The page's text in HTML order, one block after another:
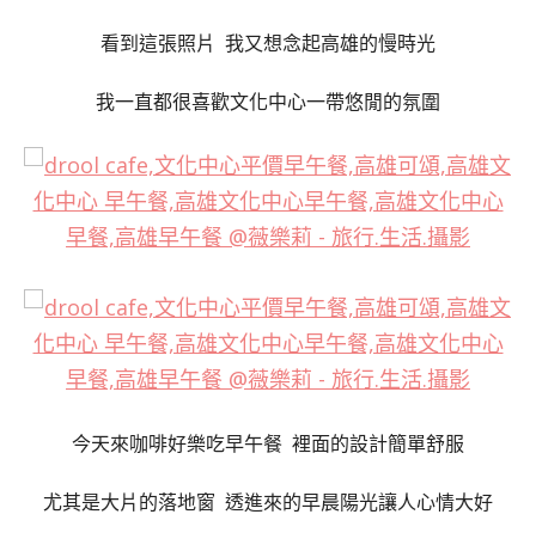
看到這張照片 我又想念起高雄的慢時光
我一直都很喜歡文化中心一帶悠閒的氛圍
今天來咖啡好樂吃早午餐 裡面的設計簡單舒服
尤其是大片的落地窗 透進來的早晨陽光讓人心情大好